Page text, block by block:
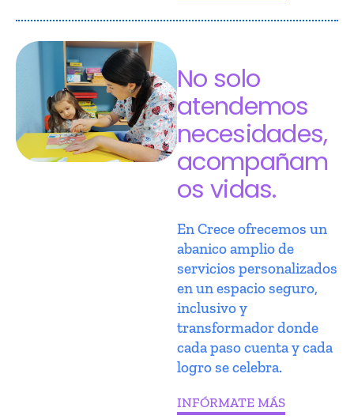
No solo
atendemos
necesidades,
acompañam
os vidas.
En Crece ofrecemos un
abanico amplio de
servicios personalizados
en un espacio seguro,
inclusivo y
transformador donde
cada paso cuenta y cada
logro se celebra.
INFÓRMATE MÁS